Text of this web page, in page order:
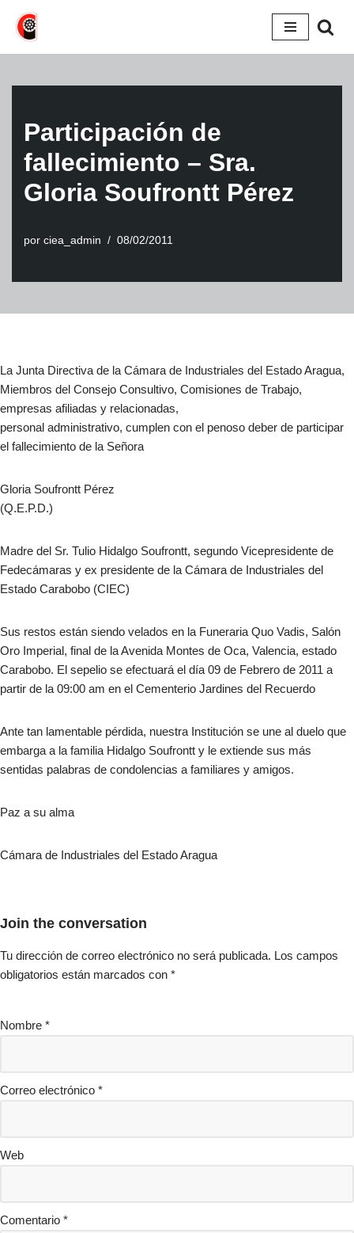
Saltar
Participación de
fallecimiento – Sra.
Gloria Soufrontt Pérez
por ciea_admin 08/02/2011
La Junta Directiva de la Cámara de Industriales del Estado Aragua,
Miembros del Consejo Consultivo, Comisiones de Trabajo,
empresas afiliadas y relacionadas,
personal administrativo, cumplen con el penoso deber de participar
el fallecimiento de la Señora
Gloria Soufrontt Pérez
(Q.E.P.D.)
Madre del Sr. Tulio Hidalgo Soufrontt, segundo Vicepresidente de
Fedecámaras y ex presidente de la Cámara de Industriales del
Estado Carabobo (CIEC)
Sus restos están siendo velados en la Funeraria Quo Vadis, Salón
Oro Imperial, final de la Avenida Montes de Oca, Valencia, estado
Carabobo. El sepelio se efectuará el día 09 de Febrero de 2011 a
partir de la 09:00 am en el Cementerio Jardines del Recuerdo
Ante tan lamentable pérdida, nuestra Institución se une al duelo que
embarga a la familia Hidalgo Soufrontt y le extiende sus más
sentidas palabras de condolencias a familiares y amigos.
Paz a su alma
Cámara de Industriales del Estado Aragua
Join the conversation
Tu dirección de correo electrónico no será publicada. Los campos
obligatorios están marcados con *
Nombre *
Correo electrónico *
Web
Comentario *